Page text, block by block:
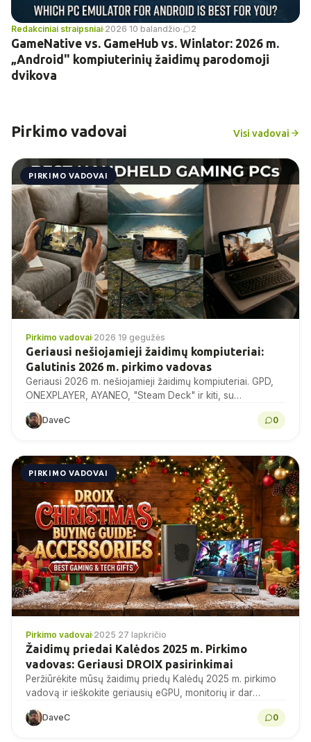
Redakciniai straipsniai·2026 10 balandžio· 2
GameNative vs. GameHub vs. Winlator: 2026 m.
„Android" kompiuterinių žaidimų parodomoji
dvikova
Pirkimo vadovai Visi vadovai
PIRKIMO VADOVAI
Pirkimo vadovai·2026 19 gegužės
Geriausi nešiojamieji žaidimų kompiuteriai:
Galutinis 2026 m. pirkimo vadovas
Geriausi 2026 m. nešiojamieji žaidimų kompiuteriai. GPD,
ONEXPLAYER, AYANEO, "Steam Deck" ir kiti, su
patarimais perkant.
DaveC 0
PIRKIMO VADOVAI
Pirkimo vadovai·2025 27 lapkričio
Žaidimų priedai Kalėdos 2025 m. Pirkimo
vadovas: Geriausi DROIX pasirinkimai
Peržiūrėkite mūsų žaidimų priedų Kalėdų 2025 m. pirkimo
vadovą ir ieškokite geriausių eGPU, monitorių ir dar
DaveC 0